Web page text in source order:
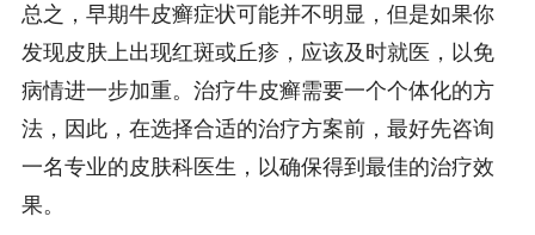
总之，早期牛皮癣症状可能并不明显，但是如果你
发现皮肤上出现红斑或丘疹，应该及时就医，以免
病情进一步加重。治疗牛皮癣需要一个个体化的方
法，因此，在选择合适的治疗方案前，最好先咨询
一名专业的皮肤科医生，以确保得到最佳的治疗效
果。